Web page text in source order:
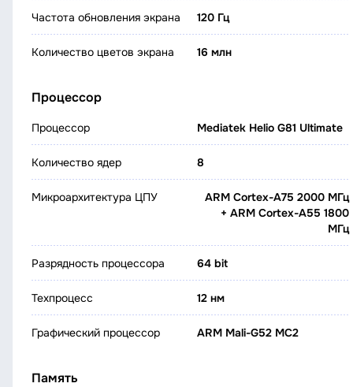
Частота обновления экрана 120 Гц
Количество цветов экрана 16 млн
Процессор
Процессор Mediatek Helio G81 Ultimate
Количество ядер 8
Микроархитектура ЦПУ
ARM Cortex-A75 2000 МГц
+ ARM Cortex-A55 1800
МГц
Разрядность процессора 64 bit
Техпроцесс 12 нм
Графический процессор ARM Mali-G52 MC2
Память